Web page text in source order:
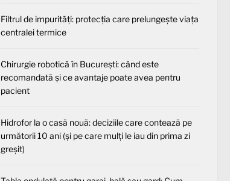
Filtrul de impurități: protecția care prelungește viața
centralei termice
Chirurgie robotică în București: când este
recomandată și ce avantaje poate avea pentru
pacient
Hidrofor la o casă nouă: deciziile care contează pe
următorii 10 ani (și pe care mulți le iau din prima zi
greșit)